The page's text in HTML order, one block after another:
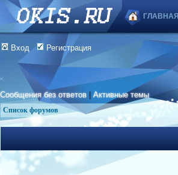
ГЛАВНАЯ
Вход Регистрация
Сообщения без ответов |Активные темы
Список форумов